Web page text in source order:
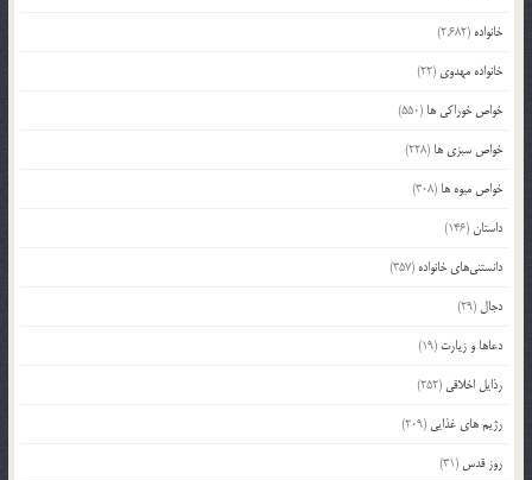
خانواده (2,682)
خانواده مهدوی (22)
خواص خوراکی ها (550)
خواص سبزی ها (228)
خواص میوه ها (308)
داستان(146)
دانستنی‌های خانواده (357)
دجال (29)
دعاها و زیارت (19)
رذایل اخلاقی (252)
رژیم های غذایی (209)
روز قدس (31)